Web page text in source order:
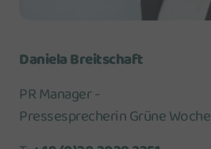
Daniela Breitschaft
PR Manager -
Pressesprecherin Grüne Woche